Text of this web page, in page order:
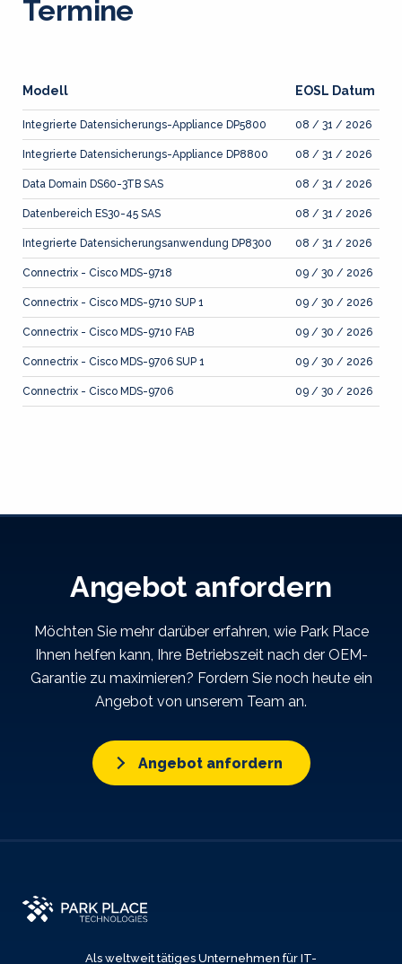
Termine
Modell EOSL Datum
Integrierte Datensicherungs-Appliance DP5800 08 / 31 / 2026
Integrierte Datensicherungs-Appliance DP8800 08 / 31 / 2026
Data Domain DS60-3TB SAS 08 / 31 / 2026
Datenbereich ES30-45 SAS 08 / 31 / 2026
Integrierte Datensicherungsanwendung DP8300 08 / 31 / 2026
Connectrix - Cisco MDS-9718 09 / 30 / 2026
Connectrix - Cisco MDS-9710 SUP 1 09 / 30 / 2026
Connectrix - Cisco MDS-9710 FAB 09 / 30 / 2026
Connectrix - Cisco MDS-9706 SUP 1 09 / 30 / 2026
Connectrix - Cisco MDS-9706 09 / 30 / 2026
Angebot anfordern
Möchten Sie mehr darüber erfahren, wie Park Place
Ihnen helfen kann, Ihre Betriebszeit nach der OEM-
Garantie zu maximieren? Fordern Sie noch heute ein
Angebot von unserem Team an.
Angebot anfordern
Als weltweit tätiges Unternehmen für IT-